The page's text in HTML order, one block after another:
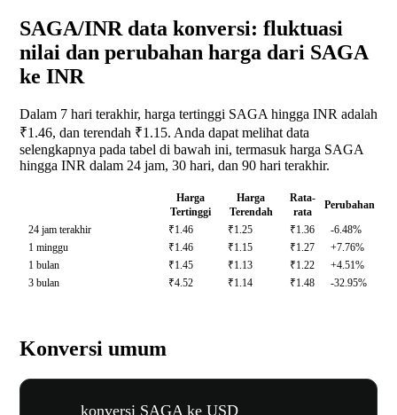
SAGA/INR data konversi: fluktuasi
nilai dan perubahan harga dari SAGA
ke INR
Dalam 7 hari terakhir, harga tertinggi SAGA hingga INR adalah
₹1.46, dan terendah ₹1.15. Anda dapat melihat data
selengkapnya pada tabel di bawah ini, termasuk harga SAGA
hingga INR dalam 24 jam, 30 hari, dan 90 hari terakhir.
Harga
Tertinggi
Harga
Terendah
Rata-
rata
Perubahan
24 jam terakhir
₹1.46 ₹1.25 ₹1.36
-6.48%
1 minggu
₹1.46 ₹1.15 ₹1.27
+7.76%
1 bulan
₹1.45 ₹1.13 ₹1.22
+4.51%
3 bulan
₹4.52 ₹1.14 ₹1.48 -32.95%
Konversi umum
konversi SAGA ke USD